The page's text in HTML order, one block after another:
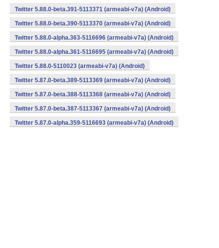
Twitter 5.88.0-beta.391-5113371 (armeabi-v7a) (Android)
Twitter 5.88.0-beta.390-5113370 (armeabi-v7a) (Android)
Twitter 5.88.0-alpha.363-5116696 (armeabi-v7a) (Android)
Twitter 5.88.0-alpha.361-5116695 (armeabi-v7a) (Android)
Twitter 5.88.0-5110023 (armeabi-v7a) (Android)
Twitter 5.87.0-beta.389-5113369 (armeabi-v7a) (Android)
Twitter 5.87.0-beta.388-5113368 (armeabi-v7a) (Android)
Twitter 5.87.0-beta.387-5113367 (armeabi-v7a) (Android)
Twitter 5.87.0-alpha.359-5116693 (armeabi-v7a) (Android)